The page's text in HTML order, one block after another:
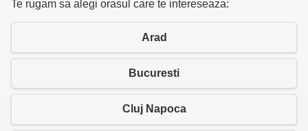
Te rugam sa alegi orasul care te intereseaza:
Arad
Bucuresti
Cluj Napoca